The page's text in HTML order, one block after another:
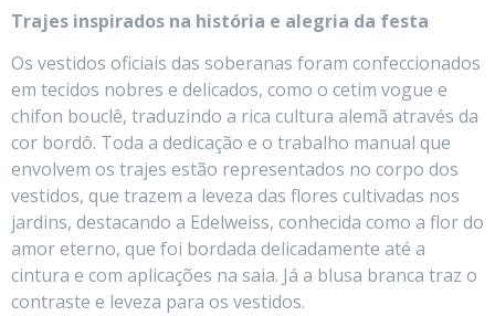
Trajes inspirados na história e alegria da festa
Os vestidos oficiais das soberanas foram confeccionados
em tecidos nobres e delicados, como o cetim vogue e
chifon bouclê, traduzindo a rica cultura alemã através da
cor bordô. Toda a dedicação e o trabalho manual que
envolvem os trajes estão representados no corpo dos
vestidos, que trazem a leveza das flores cultivadas nos
jardins, destacando a Edelweiss, conhecida como a flor do
amor eterno, que foi bordada delicadamente até a
cintura e com aplicações na saia. Já a blusa branca traz o
contraste e leveza para os vestidos.